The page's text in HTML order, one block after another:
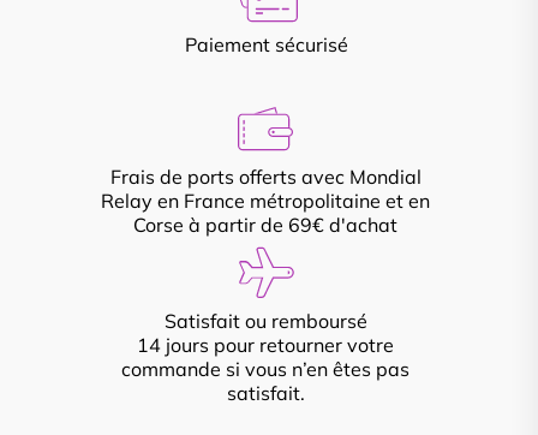
Paiement sécurisé
Frais de ports offerts avec Mondial
Relay en France métropolitaine et en
Corse à partir de 69€ d'achat
Satisfait ou remboursé
14 jours pour retourner votre
commande si vous n’en êtes pas
satisfait.